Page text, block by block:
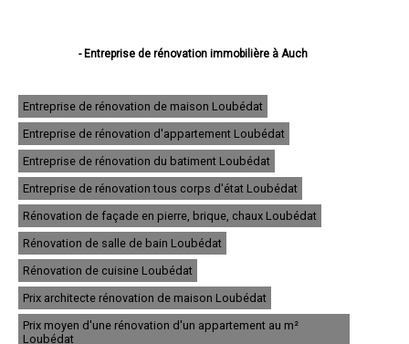
- Entreprise de rénovation immobilière à Auch
- Entreprise de rénovation immobilière à Fleurance
- Entreprise de rénovation immobilière à Eauze
- Entreprise de rénovation immobilière à Mirande
- Entreprise de rénovation immobilière à Lectoure
- Entreprise de rénovation immobilière à Vic-Fezensac
- Entreprise de rénovation immobilière à Gimont
- Entreprise de rénovation immobilière à Pavie
- Entreprise de rénovation immobilière à Samatan
- Entreprise de rénovation immobilière à Nogaro
- Entreprise de rénovation immobilière à Lombez
- Entreprise de rénovation immobilière à Mauvezin
- Entreprise de rénovation immobilière à Cazaubon
- Entreprise de rénovation immobilière à Riscle
- Entreprise de rénovation immobilière à Masseube
- Entreprise de rénovation immobilière à Plaisance
Entreprise de rénovation de maison Loubédat
Entreprise de rénovation d'appartement Loubédat
Entreprise de rénovation du batiment Loubédat
Entreprise de rénovation tous corps d'état Loubédat
Rénovation de façade en pierre, brique, chaux Loubédat
Rénovation de salle de bain Loubédat
Rénovation de cuisine Loubédat
Prix architecte rénovation de maison Loubédat
Prix moyen d'une rénovation d'un appartement au m²
Loubédat